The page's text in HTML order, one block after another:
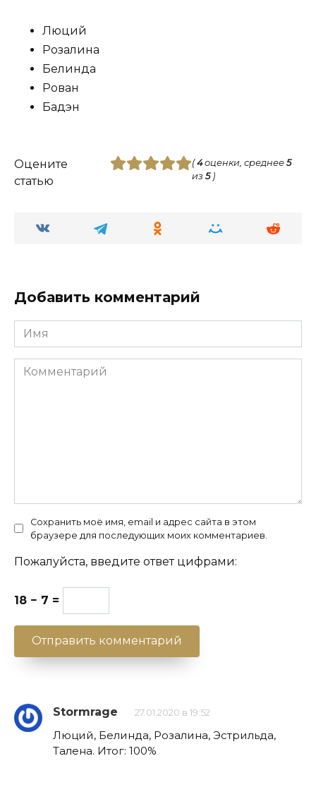
Люций
Розалина
Белинда
Рован
Бадэн
Оцените
статью
(4оценки, среднее5
из5)
Добавить комментарий
Имя
Комментарий
Сохранить моё имя, email и адрес сайта в этом
браузере для последующих моих комментариев.
Пожалуйста, введите ответ цифрами:
18 − 7 =
Stormrage 27.01.2020 в 19:52
Люций, Белинда, Розалина, Эстрильда,
Талена. Итог: 100%